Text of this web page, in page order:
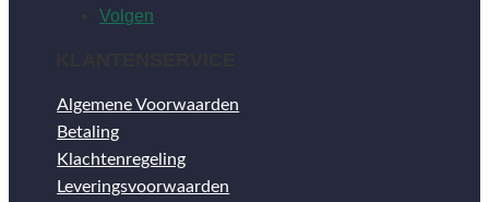
Volgen
Algemene Voorwaarden
Betaling
Klachtenregeling
Leveringsvoorwaarden